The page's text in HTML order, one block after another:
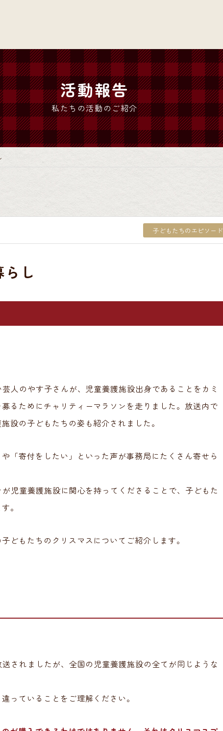
活動報告
私たちの活動のご紹介
子どもたちのエピソード
し
人のやす子さんが、児童養護施設出身であることをカミ
るためにチャリティーマラソンを走りました。放送内で
設の子どもたちの姿も紹介されました。
「寄付をしたい」といった声が事務局にたくさん寄せら
児童養護施設に関心を持ってくださることで、子どもた
。
どもたちのクリスマスについてご紹介します。
されましたが、全国の児童養護施設の全てが同じような
っていることをご理解ください。